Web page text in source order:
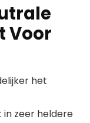
Voor
het
zeer heldere